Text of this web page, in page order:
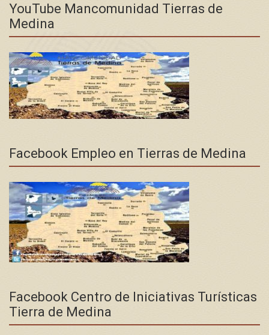
YouTube Mancomunidad Tierras de
Medina
Facebook Empleo en Tierras de Medina
Facebook Centro de Iniciativas Turísticas
Tierra de Medina